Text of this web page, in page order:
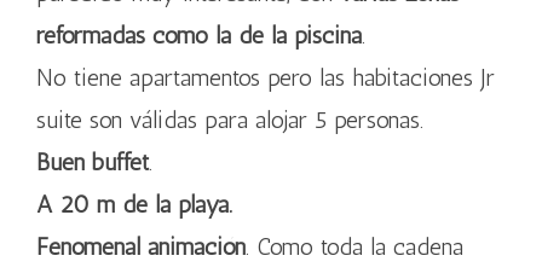
reformadas como la de la piscina.
No tiene apartamentos pero las habitaciones Jr
suite son válidas para alojar 5 personas.
Buen buffet.
A 20 m de la playa.
Fenomenal animación. Como toda la cadena